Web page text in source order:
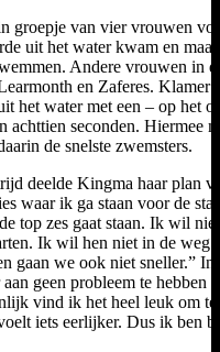
groepje van vier vrouwen
uit het water kwam en
Andere vrouwen in
en Zaferes. Klamer
het water met een – op het
achttien seconden. Hiermee
de snelste zwemsters.
deelde Kingma haar plan
waar ik ga staan voor de
top zes gaat staan. Ik wil niet
Ik wil hen niet in de weg
gaan we ook niet sneller.” In
geen probleem te hebben
vind ik het heel leuk om te
iets eerlijker. Dus ik ben